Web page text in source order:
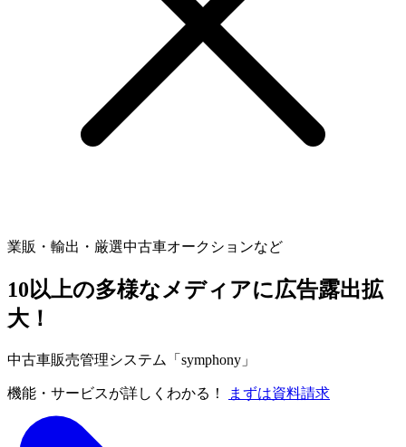
業販・輸出・厳選中古車オークションなど
10以上の多様なメディアに広告露出拡
大 ！
中古車販売管理システム「symphony」
機能・サービスが詳しくわかる！ まずは資料請求